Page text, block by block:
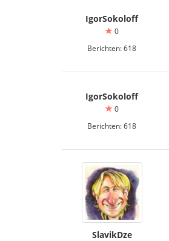
IgorSokoloff
0
Berichten: 618
IgorSokoloff
0
Berichten: 618
SlavikDze